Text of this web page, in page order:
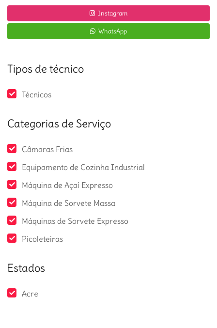
Instagram
WhatsApp
Tipos de técnico
Técnicos
Categorias de Serviço
Câmaras Frias
Equipamento de Cozinha Industrial
Máquina de Açaí Expresso
Máquina de Sorvete Massa
Máquinas de Sorvete Expresso
Picoleteiras
Estados
Acre